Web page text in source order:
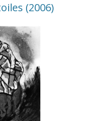
(2006)